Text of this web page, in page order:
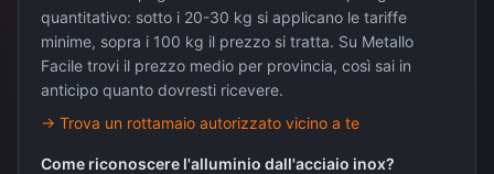
quantitativo: sotto i 20-30 kg si applicano le tariffe
minime, sopra i 100 kg il prezzo si tratta. Su Metallo
Facile trovi il prezzo medio per provincia, così sai in
anticipo quanto dovresti ricevere.
→ Trova un rottamaio autorizzato vicino a te
Come riconoscere l'alluminio dall'acciaio inox?